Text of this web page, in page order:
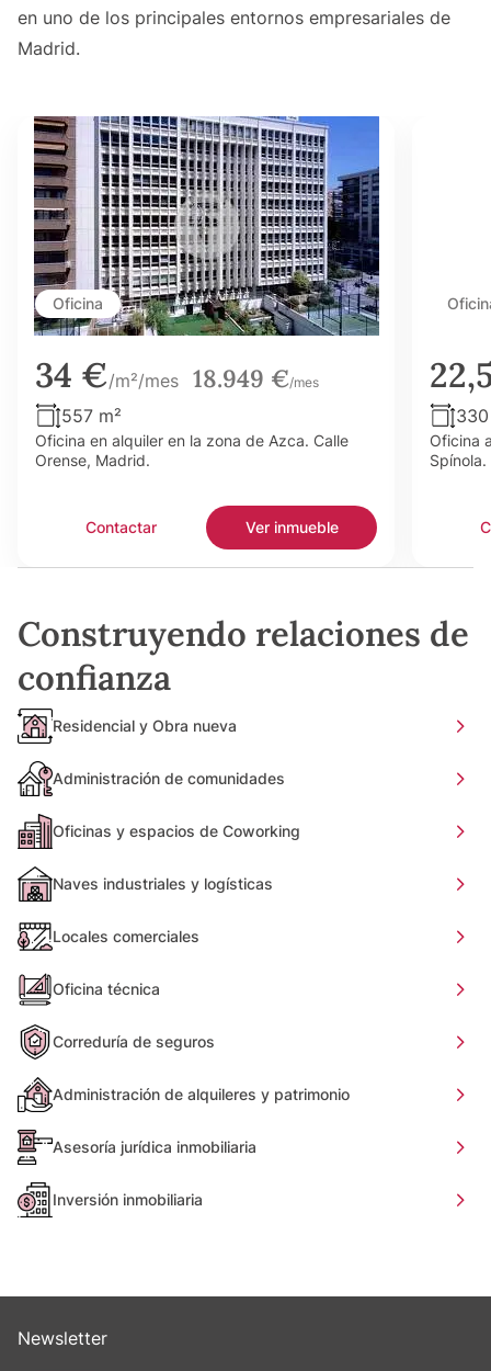
en uno de los principales entornos empresariales de
Madrid.
Oficina
34 €/m²/mes 18.949 €/mes
557 m²
Oficina en alquiler en la zona de Azca. Calle
Orense, Madrid.
Contactar Ver inmueble
Oficina
Spínola.
Construyendo relaciones de
confianza
Residencial y Obra nueva
Administración de comunidades
Oficinas y espacios de Coworking
Naves industriales y logísticas
Locales comerciales
Oficina técnica
Correduría de seguros
Administración de alquileres y patrimonio
Asesoría jurídica inmobiliaria
Inversión inmobiliaria
Newsletter